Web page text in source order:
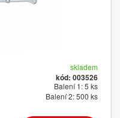
skladem
kód: 003526
Balení 1: 5 ks
Balení 2: 500 ks